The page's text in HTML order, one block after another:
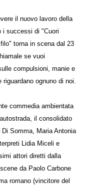
il nuovo lavoro della
i successi di "Cuori
torna in scena dal 23
se vuoi
compulsioni, manie e
ognuno di noi.
commedia ambientata
il consolidato
Somma, Maria Antonia
Lidia Miceli e
attori diretti dalla
da Paolo Carbone
romano (vincitore del